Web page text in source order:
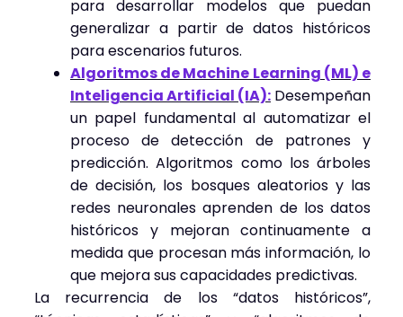
para desarrollar modelos que puedan
generalizar a partir de datos históricos
para escenarios futuros.
Algoritmos de Machine Learning (ML) e
Inteligencia Artificial (IA): Desempeñan
un papel fundamental al automatizar el
proceso de detección de patrones y
predicción. Algoritmos como los árboles
de decisión, los bosques aleatorios y las
redes neuronales aprenden de los datos
históricos y mejoran continuamente a
medida que procesan más información, lo
que mejora sus capacidades predictivas.
La recurrencia de los “datos históricos”,